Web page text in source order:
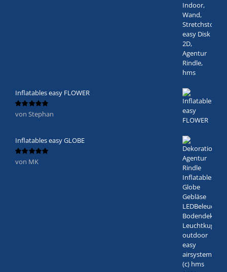
Inflatables easy FLOWER
Bewertet
von 5
von Stephan
Inflatables easy GLOBE
Bewertet
von MK